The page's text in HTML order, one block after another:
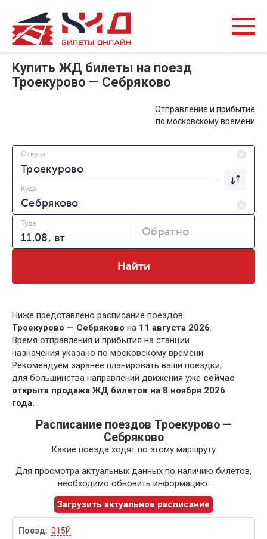
Купить ЖД билеты на поезд
Троекурово — Себряково
Отправление и прибытие
по московскому времени
Откуда
Куда
Туда
Обратно
Найти
Ниже представлено расписание поездов
Троекурово — Себряково на 11 августа 2026.
Время отправления и прибытия на станции
назначения указано по московскому времени.
Рекомендуем заранее планировать ваши поездки,
для большинства направлений движения уже сейчас
открыта продажа ЖД билетов на 8 ноября 2026
года.
Расписание поездов Троекурово —
Себряково
Какие поезда ходят по этому маршруту
Для просмотра актуальных данных по наличию билетов,
необходимо обновить информацию:
Загрузить актуальное расписание
015Й